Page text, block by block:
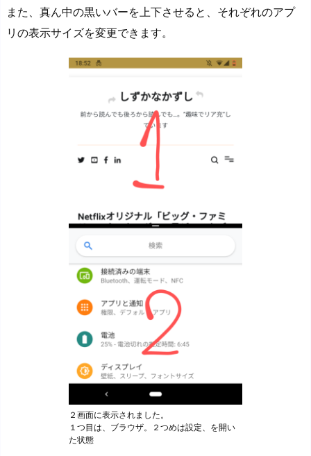
また、真ん中の黒いバーを上下させると、それぞれのアプ
リの表示サイズを変更できます。
２画面に表示されました。
１つ目は、ブラウザ。２つめは設定、を開い
た状態